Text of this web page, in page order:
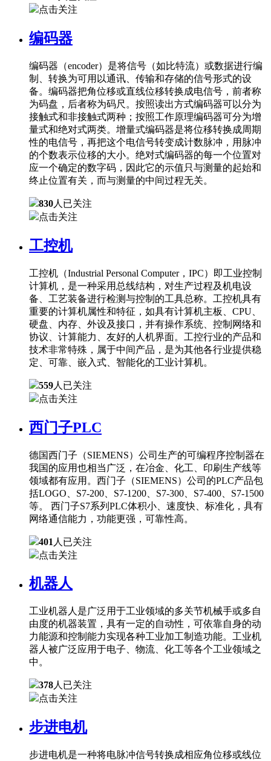
点击关注
编码器
编码器（encoder）是将信号（如比特流）或数据进行编
制、转换为可用以通讯、传输和存储的信号形式的设
备。编码器把角位移或直线位移转换成电信号，前者称
为码盘，后者称为码尺。按照读出方式编码器可以分为
接触式和非接触式两种；按照工作原理编码器可分为增
量式和绝对式两类。增量式编码器是将位移转换成周期
性的电信号，再把这个电信号转变成计数脉冲，用脉冲
的个数表示位移的大小。绝对式编码器的每一个位置对
应一个确定的数字码，因此它的示值只与测量的起始和
终止位置有关，而与测量的中间过程无关。
830人已关注
点击关注
工控机
工控机（Industrial Personal Computer，IPC）即工业控制
计算机，是一种采用总线结构，对生产过程及机电设
备、工艺装备进行检测与控制的工具总称。工控机具有
重要的计算机属性和特征，如具有计算机主板、CPU、
硬盘、内存、外设及接口，并有操作系统、控制网络和
协议、计算能力、友好的人机界面。工控行业的产品和
技术非常特殊，属于中间产品，是为其他各行业提供稳
定、可靠、嵌入式、智能化的工业计算机。
559人已关注
点击关注
西门子PLC
德国西门子（SIEMENS）公司生产的可编程序控制器在
我国的应用也相当广泛，在冶金、化工、印刷生产线等
领域都有应用。西门子（SIEMENS）公司的PLC产品包
括LOGO、S7-200、S7-1200、S7-300、S7-400、S7-1500
等。 西门子S7系列PLC体积小、速度快、标准化，具有
网络通信能力，功能更强，可靠性高。
401 人已关注
点击关注
机器人
工业机器人是广泛用于工业领域的多关节机械手或多自
由度的机器装置，具有一定的自动性，可依靠自身的动
力能源和控制能力实现各种工业加工制造功能。工业机
器人被广泛应用于电子、物流、化工等各个工业领域之
中。
378人已关注
点击关注
步进电机
步进电机是一种将电脉冲信号转换成相应角位移或线位